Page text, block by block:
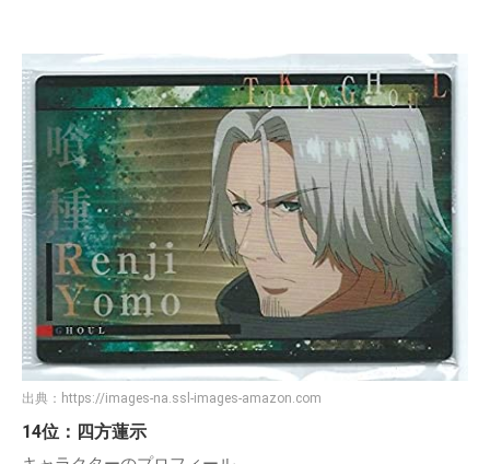
出典： https://images-na.ssl-images-amazon.com
14位：四方蓮示